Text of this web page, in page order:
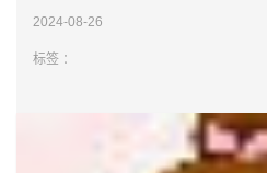
2024-08-26
标签 ：